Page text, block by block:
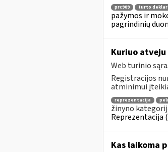
prc909 turto
pažymos ir
pagrindinių
Kuriuo
Web turinio
Registracijos
atminimui
reprezentacija
žinyno
Reprezentacija
Kas laikoma